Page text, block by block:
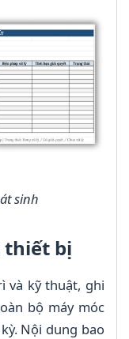
sinh
thiết bị
và kỹ thuật, ghi
bộ máy móc
Nội dung bao